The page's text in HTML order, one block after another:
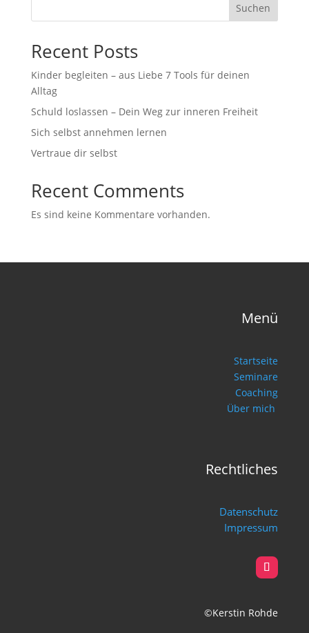
Suchen
Recent Posts
Kinder begleiten – aus Liebe 7 Tools für deinen
Alltag
Schuld loslassen – Dein Weg zur inneren Freiheit
Sich selbst annehmen lernen
Vertraue dir selbst
Recent Comments
Es sind keine Kommentare vorhanden.
Menü
Startseite
Seminare
Coaching
Über mich
Rechtliches
Datenschutz
Impressum
©Kerstin Rohde